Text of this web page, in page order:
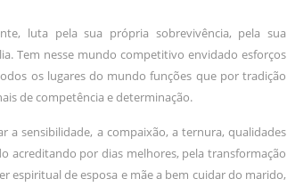
luta pela sua própria sobrevivência, pela sua
Tem nesse mundo competitivo envidado esforços
os lugares do mundo funções que por tradição
de competência e determinação.
a sensibilidade, a compaixão, a ternura, qualidades
acreditando por dias melhores, pela transformação
espiritual de esposa e mãe a bem cuidar do marido,